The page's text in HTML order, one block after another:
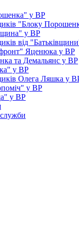
у ВР
"Блоку
у ВР
від
Яценюка у ВР
та Демальянс у ВР
у ВР
Олега Ляшка у
у ВР
у ВР